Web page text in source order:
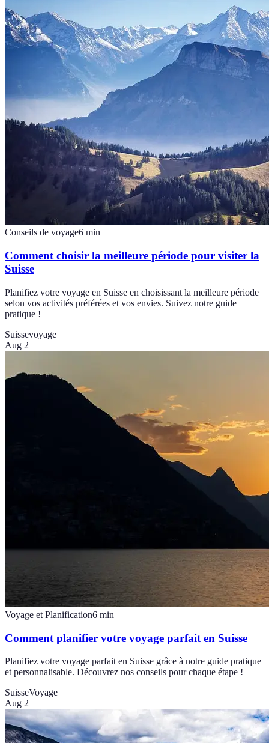
Conseils de voyage6 min
Comment choisir la meilleure période pour visiter la
Suisse
Planifiez votre voyage en Suisse en choisissant la meilleure période
selon vos activités préférées et vos envies. Suivez notre guide
pratique !
Suissevoyage
Aug 2
Voyage et Planification6 min
Comment planifier votre voyage parfait en Suisse
Planifiez votre voyage parfait en Suisse grâce à notre guide pratique
et personnalisable. Découvrez nos conseils pour chaque étape !
SuisseVoyage
Aug 2